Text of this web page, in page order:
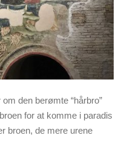
den berømte “hårbro”
for at komme i paradis
broen, de mere urene